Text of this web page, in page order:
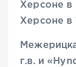
Херсоне в
Херсоне в
г.в. и